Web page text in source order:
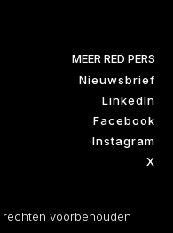
MEER RED PERS
Nieuwsbrief
LinkedIn
Facebook
Instagram
X
voorbehouden